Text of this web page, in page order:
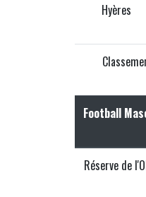
Hyères
Football
Réserve de